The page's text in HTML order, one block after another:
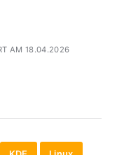
AM 18.04.2026